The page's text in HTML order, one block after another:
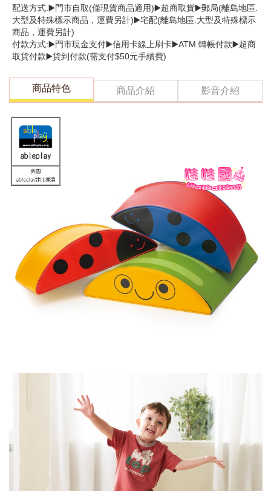
配送方式:▶️門市自取(僅現貨商品適用)▶️超商取貨▶️郵局(離島地區.
大型及特殊標示商品，運費另計)▶️宅配(離島地區.大型及特殊標示
商品，運費另計)
付款方式:▶️門市現金支付▶️信用卡線上刷卡▶️ATM 轉帳付款▶️超商
取貨付款▶️貨到付款(需支付$50元手續費)
商品特色 商品介紹 影音介紹